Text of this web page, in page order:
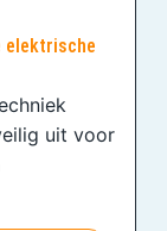
elektrische
uit voor